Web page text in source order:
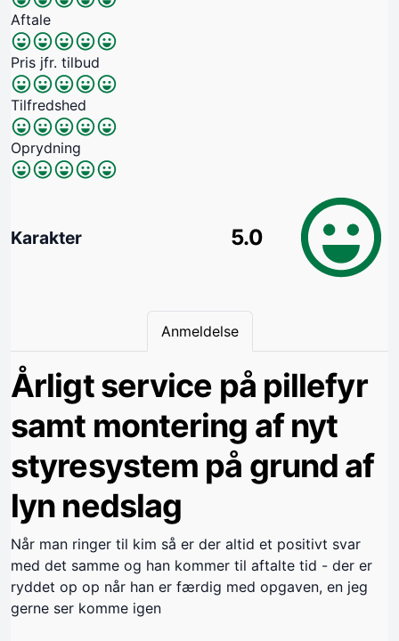
Aftale
Pris jfr. tilbud
Tilfredshed
Oprydning
Karakter 5.0
Anmeldelse
Årligt service på pillefyr
samt montering af nyt
styresystem på grund af
lyn nedslag
Når man ringer til kim så er der altid et positivt svar
med det samme og han kommer til aftalte tid - der er
ryddet op op når han er færdig med opgaven, en jeg
gerne ser komme igen